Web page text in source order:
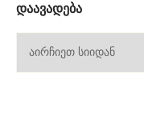
ᲓᲐᲐᲕᲐᲓᲔᲑᲐ